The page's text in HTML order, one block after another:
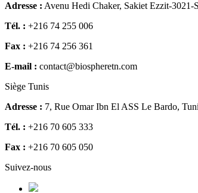
Adresse : Avenu Hedi Chaker, Sakiet Ezzit-3021-
Tél. : +216 74 255 006
Fax : +216 74 256 361
E-mail : contact@biospheretn.com
Siège Tunis
Adresse : 7, Rue Omar Ibn El ASS Le Bardo,
Tél. : +216 70 605 333
Fax : +216 70 605 050
Suivez-nous